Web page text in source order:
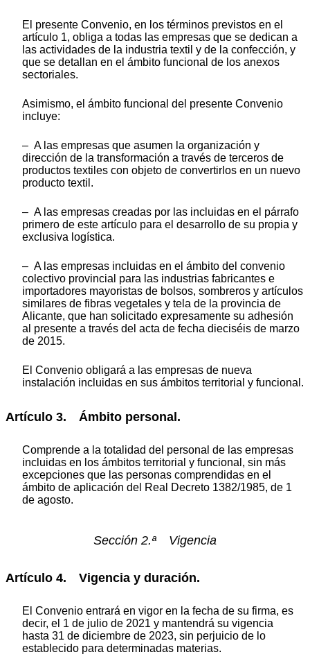
El presente Convenio, en los términos previstos en el
artículo 1, obliga a todas las empresas que se dedican a
las actividades de la industria textil y de la confección, y
que se detallan en el ámbito funcional de los anexos
sectoriales.
Asimismo, el ámbito funcional del presente Convenio
incluye:
– A las empresas que asumen la organización y
dirección de la transformación a través de terceros de
productos textiles con objeto de convertirlos en un nuevo
producto textil.
– A las empresas creadas por las incluidas en el párrafo
primero de este artículo para el desarrollo de su propia y
exclusiva logística.
– A las empresas incluidas en el ámbito del convenio
colectivo provincial para las industrias fabricantes e
importadores mayoristas de bolsos, sombreros y artículos
similares de fibras vegetales y tela de la provincia de
Alicante, que han solicitado expresamente su adhesión
al presente a través del acta de fecha dieciséis de marzo
de 2015.
El Convenio obligará a las empresas de nueva
instalación incluidas en sus ámbitos territorial y funcional.
Artículo 3. Ámbito personal.
Comprende a la totalidad del personal de las empresas
incluidas en los ámbitos territorial y funcional, sin más
excepciones que las personas comprendidas en el
ámbito de aplicación del Real Decreto 1382/1985, de 1
de agosto.
Sección 2.ª Vigencia
Artículo 4. Vigencia y duración.
El Convenio entrará en vigor en la fecha de su firma, es
decir, el 1 de julio de 2021 y mantendrá su vigencia
hasta 31 de diciembre de 2023, sin perjuicio de lo
establecido para determinadas materias.